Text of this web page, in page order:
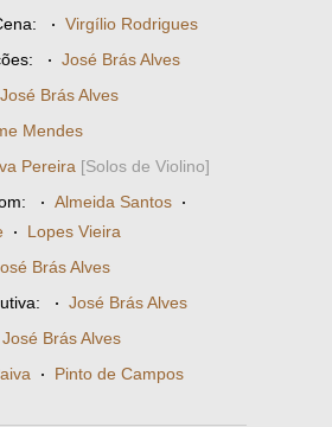
· Virgílio Rodrigues
· José Brás Alves
José Brás Alves
Mendes
Pereira [Solos de Violino]
· Almeida Santos ·
· Lopes Vieira
Brás Alves
· José Brás Alves
José Brás Alves
· Pinto de Campos